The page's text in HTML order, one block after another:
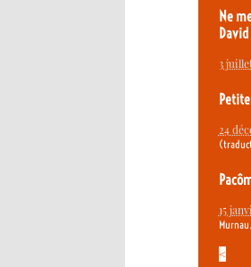
Ne
3
24
15
Murnau,
<